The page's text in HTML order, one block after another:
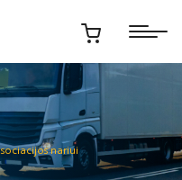
nariui